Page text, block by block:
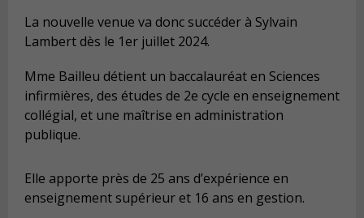
La nouvelle venue va donc succéder à Sylvain
Lambert dès le 1er juillet 2024.
Mme Bailleu détient un baccalauréat en Sciences
infirmières, des études de 2e cycle en enseignement
collégial, et une maîtrise en administration
publique.
Elle apporte près de 25 ans d’expérience en
enseignement supérieur et 16 ans en gestion.